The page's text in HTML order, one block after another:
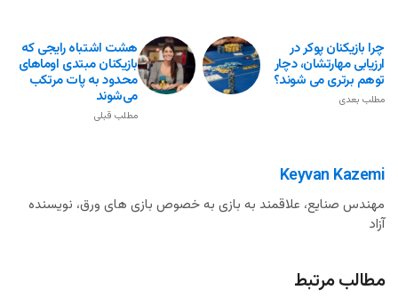
هشت اشتباه رایجی که
بازیکنان مبتدی اوماهای
محدود به پات مرتکب
می‌شوند
مطلب قبلی
چرا بازیکنان پوکر در
ارزیابی مهارتشان، دچار
توهم برتری می شوند؟
مطلب بعدی
Keyvan Kazemi
مهندس صنایع، علاقمند به بازی به خصوص بازی های ورق، نویسنده
آزاد
مطالب مرتبط